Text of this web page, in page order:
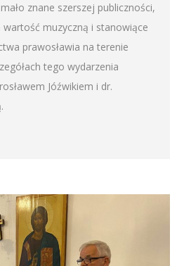
znane szerszej publiczności,
wartość muzyczną i stanowiące
prawosławia na terenie
tego wydarzenia
Jóźwikiem i dr.